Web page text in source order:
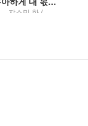
쟈스민 한 /